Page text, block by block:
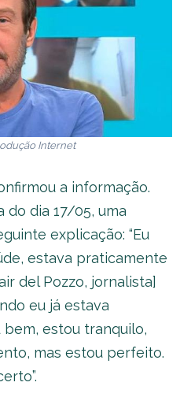
Internet
a informação.
do dia 17/05, uma
explicação: “Eu
estava praticamente
del Pozzo, jornalista]
eu já estava
bem, estou tranquilo,
mas estou perfeito.